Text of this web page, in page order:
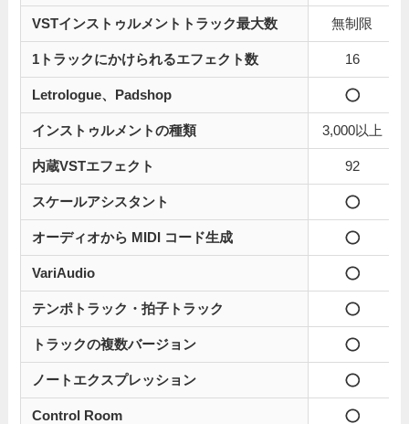
VSTインストゥルメントトラック最大数 無制限
1トラックにかけられるエフェクト数 16
Letrologue、Padshop
インストゥルメントの種類 3,000以上
内蔵VSTエフェクト 92
スケールアシスタント
オーディオから MIDI コード生成
VariAudio
テンポトラック・拍子トラック
トラックの複数バージョン
ノートエクスプレッション
Control Room